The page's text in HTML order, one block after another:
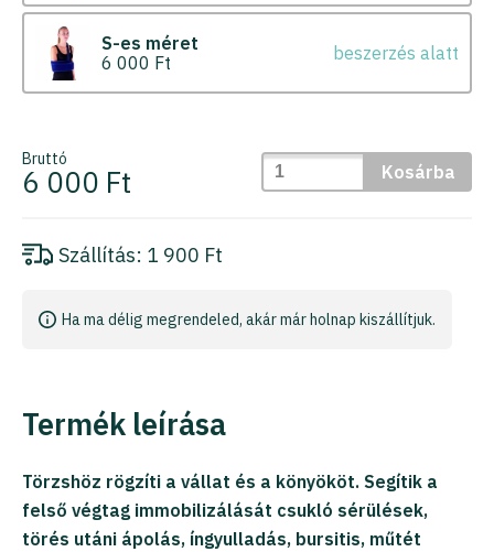
S-es méret
6 000 Ft
beszerzés alatt
Bruttó
6 000 Ft Kosárba
Szállítás: 1 900 Ft
Ha ma délig megrendeled, akár már holnap kiszállítjuk.
Termék leírása
Törzshöz rögzíti a vállat és a könyököt. Segítik a
felső végtag immobilizálását csukló sérülések,
törés utáni ápolás, íngyulladás, bursitis, műtét